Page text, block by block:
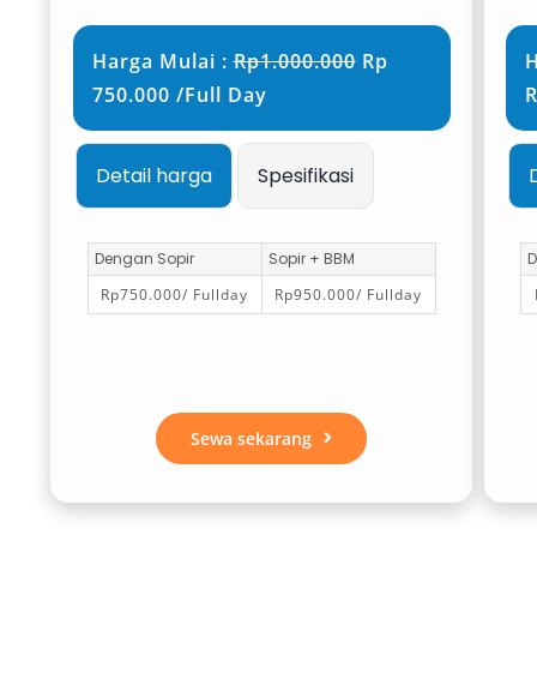
dengan Harga Kompetitif
Jika Anda mencari rental mobil Purworejo
murah dan terdekat, Salsa Wisata menawarkan
solusi yang seimbang antara harga dan
Keunggulan layanan:
Layanan pelanggan responsif
Pilihan paket harian, mingguan, hingga
bulanan
Harga Mulai :Rp1.000.000Rp
750.000 /Full Day
Detail harga Spesifikasi
Dengan Sopir
Sopir + BBM
Rp750.000/ Fullday
Rp950.000/ Fullday
Sewa sekarang